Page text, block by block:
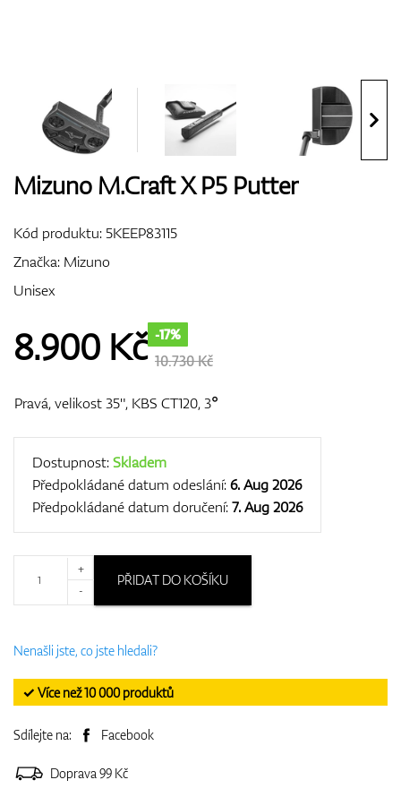
Bagy
Dárkové poukazy
Mizuno M.Craft X P5 Putter
Kód produktu:5KEEP83115
Značka: Mizuno
Unisex
8.900 Kč -17%
10.730 Kč
Pravá, velikost 35", KBS CT120, 3°
Dostupnost:Skladem
Předpokládané datum odeslání:6. Aug 2026
Předpokládané datum doručení:7. Aug 2026
+
-
PŘIDAT DO KOŠÍKU
Nenašli jste, co jste hledali?
✓ Více než 10 000 produktů
Sdílejte na: Facebook
Doprava 99 Kč